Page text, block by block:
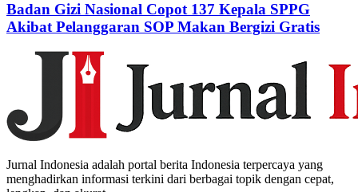
Badan Gizi Nasional Copot 137 Kepala SPPG
Akibat Pelanggaran SOP Makan Bergizi Gratis
Jurnal Indonesia adalah portal berita Indonesia terpercaya yang
menghadirkan informasi terkini dari berbagai topik dengan cepat,